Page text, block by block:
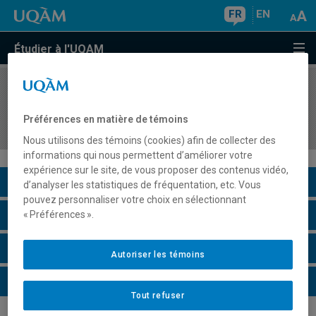
FR EN
Étudier à l'UQAM
COURS//
économique
Description du cours
Horaire - Été 2026
Horaire - Automne 2026
Horaire - Hiver 2027
Préférences en matière de témoins
Nous utilisons des témoins (cookies) afin de collecter des
informations qui nous permettent d’améliorer votre
expérience sur le site, de vous proposer des contenus vidéo,
d’analyser les statistiques de fréquentation, etc. Vous
pouvez personnaliser votre choix en sélectionnant
« Préférences ».
Tout refuser
Autoriser les témoins